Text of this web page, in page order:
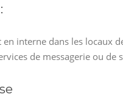
interne dans les locaux
de messagerie ou de